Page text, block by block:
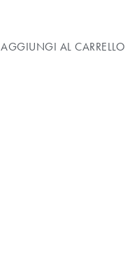
AGGIUNGI AL CARRELLO